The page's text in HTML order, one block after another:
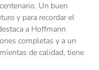
Un buen
y para recordar el
a Hoffmann
completas y a un
de calidad, tiene